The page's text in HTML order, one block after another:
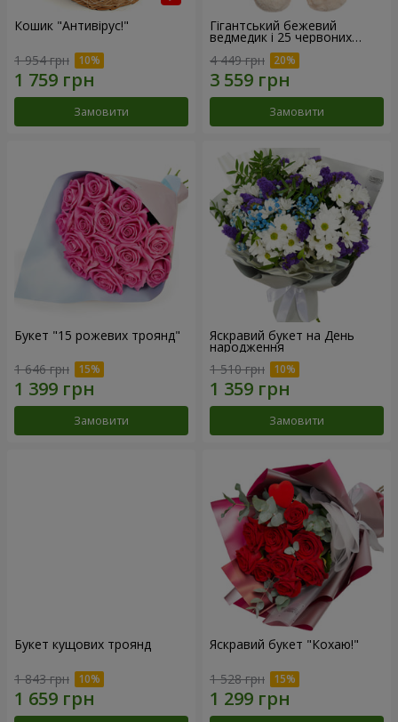
Кошик "Антивірус!"
1 954 грн
Замовити
Гігантський бежевий
ведмедик і 25 червоних
троянд
4 449 грн
Замовити
Букет "15 рожевих троянд"
1 646 грн
Замовити
Яскравий букет на День
народження
1 510 грн
Замовити
Букет кущових троянд
1 843 грн
Яскравий букет "Кохаю!"
1 528 грн